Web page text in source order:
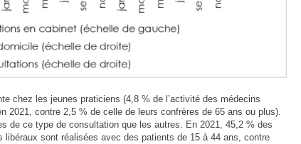
chez les jeunes praticiens (4,8 % de l’activité des médecins
2021, contre 2,5 % de celle de leurs confrères de 65 ans ou plus).
de ce type de consultation que les autres. En 2021, 45,2 % des
sont réalisées avec des patients de 15 à 44 ans, contre